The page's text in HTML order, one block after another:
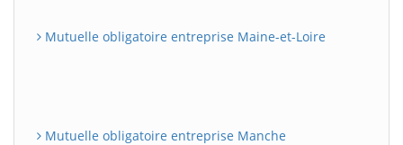
Mutuelle obligatoire entreprise Maine-et-Loire
Mutuelle obligatoire entreprise Manche